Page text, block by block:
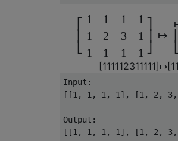
1
1
1
1
2
1
1
3
1
1
1
1
↦
[111112311111]↦[11
Input:
[[1, 1, 1, 1], [1, 2,
Output: